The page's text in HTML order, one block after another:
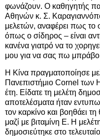
φωνάζουν. Ο καθηγητής
Αθηνών κ. Σ.
μελετών, αναφέρει πως το
όπως ο σίδηρος – είναι
κανένα γιατρό να το
μου για να σας πω
Η Κίνα πραγματοποίησε
Πανεπιστήμιο Cornel των
έτη. Είδατε τη μελέτη
αποτελέσματα ήταν
τον καρκίνο και βοηθάει
μαζί με βιταμίνη Ε. Η
δημοσιεύτηκε στο